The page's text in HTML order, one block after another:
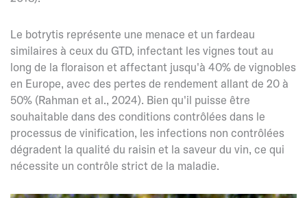
Le botrytis représente une menace et un fardeau
similaires à ceux du GTD, infectant les vignes tout au
long de la floraison et affectant jusqu'à 40% de vignobles
en Europe, avec des pertes de rendement allant de 20 à
50% (Rahman et al., 2024). Bien qu'il puisse être
souhaitable dans des conditions contrôlées dans le
processus de vinification, les infections non contrôlées
dégradent la qualité du raisin et la saveur du vin, ce qui
nécessite un contrôle strict de la maladie.